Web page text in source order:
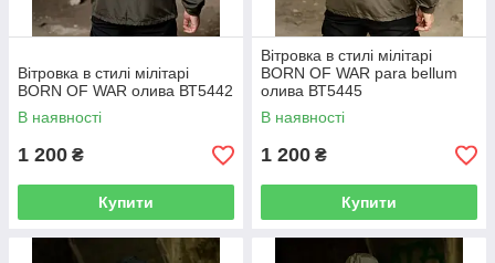
Вітровка в стилі мілітарі
BORN OF WAR олива ВТ5442
В наявності
1 200 ₴
Купити
Вітровка в стилі мілітарі
BORN OF WAR para bellum
олива ВТ5445
В наявності
1 200 ₴
Купити